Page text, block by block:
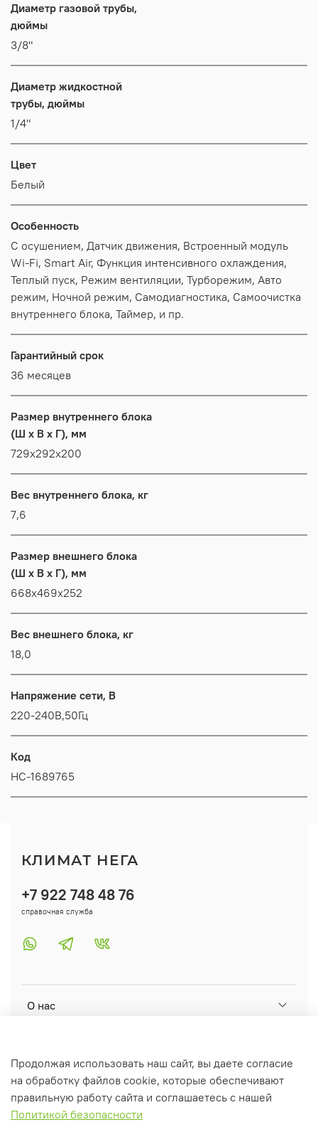
Диаметр газовой трубы,
дюймы
3/8"
Диаметр жидкостной
трубы, дюймы
1/4"
Цвет
Белый
Особенность
С осушением, Датчик движения, Встроенный модуль
Wi-Fi, Smart Air, Функция интенсивного охлаждения,
Теплый пуск, Режим вентиляции, Турборежим, Авто
режим, Ночной режим, Самодиагностика, Самоочистка
внутреннего блока, Таймер, и пр.
Гарантийный срок
36 месяцев
Размер внутреннего блока
(Ш x В x Г), мм
729x292x200
Вес внутреннего блока, кг
7,6
Размер внешнего блока
(Ш x В x Г), мм
668x469x252
Вес внешнего блока, кг
18,0
Напряжение сети, В
220-240В,50Гц
Код
НС-1689765
О нас
Информация
+7 922 748 48 76
справочная служба
КЛИМАТ НЕГА
Продолжая использовать наш сайт, вы даете согласие
на обработку файлов cookie, которые обеспечивают
правильную работу сайта и соглашаетесь с нашей
Политикой безопасности